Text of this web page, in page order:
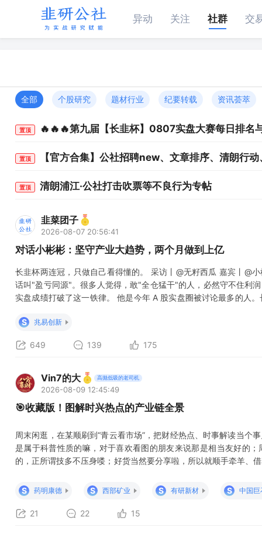
异动 关注 社群 交
全部 个股研究 题材行业 纪要转载 资讯荟萃
置顶 🔥🔥🔥第九届【长韭杯】0807实盘大赛每日排名
置顶 【官方合集】公社招聘new、文章排序、清朗行
置顶 清朗浦江·公社打击吹票等不良行为专帖
韭菜团子
2026-08-07 20:56:41
对话小彬彬：坚守产业大趋势，两个月做到上亿
长韭杯两连冠，只做自己看得懂的。 采访丨@无籽西瓜 嘉宾丨@
话叫"盈亏同源"。很多人觉得，敢"全仓猛干"的人，必然守不住利
实盘成绩打破了这一铁律。 他是今年 A 股实盘圈被讨论最多的
以同一套操作体系，在一
S 兆易创新
649 139 175
Vin7的大 高抛低吸的老司机
2026-08-09 12:45:49
🎯收藏版！图解时兴热点的产业链全景
周末闲逛，在某顺刷到“青云看市场”，把财经热点、时事解读当个
是属于科普性质的嘛，对于喜欢看图的朋友来说那是相当友好的
的，正所谓技多不压身喽；好货当然要分享啦，所以就顺手牵羊、
察框架 260806、多图看懂消费电子：零部件、终端、AI端侧怎么
图：从矿到
S 药明康德 S 西部矿业 S 有研新材 S 中国巨
21 22 15